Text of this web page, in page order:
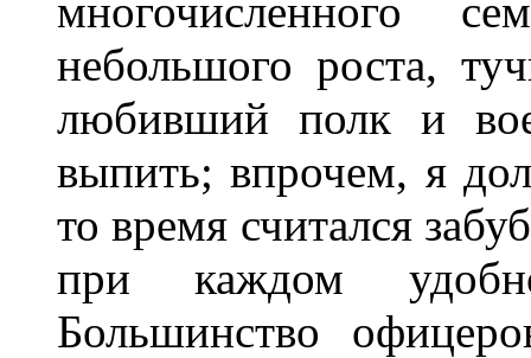
многочисленного
небольшого роста,
любивший полк и
выпить; впрочем, я
то время считался
при каждом
Большинство